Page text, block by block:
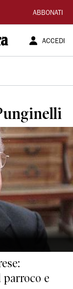
ABBONATI
ACCEDI
e